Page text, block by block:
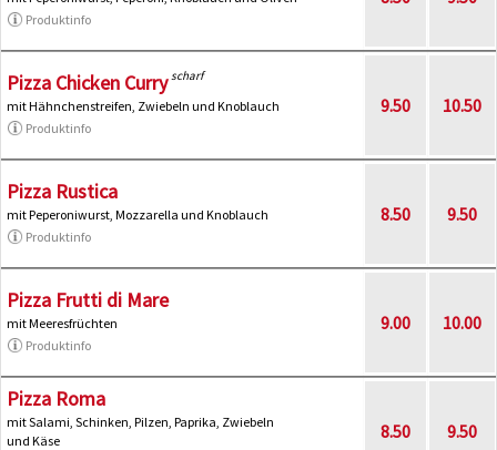
Produktinfo
Pizza Chicken Curry scharf
mit Hähnchenstreifen, Zwiebeln und Knoblauch
Produktinfo
9.50 10.50
Pizza Rustica
mit Peperoniwurst, Mozzarella und Knoblauch
Produktinfo
8.50 9.50
Pizza Frutti di Mare
mit Meeresfrüchten
Produktinfo
9.00 10.00
Pizza Roma
mit Salami, Schinken, Pilzen, Paprika, Zwiebeln
und Käse
8.50 9.50